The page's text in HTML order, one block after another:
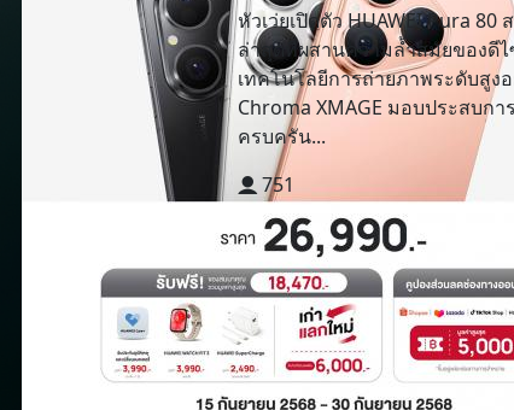
หัวเว่ยเปิดตัว HUAWEI Pura
ล่าสุดที่ผสานความล้ำสมัยของดีไ
เทคโนโลยีการถ่ายภาพระดับสูง
Chroma XMAGE มอบประสบก
ครบครัน...
751